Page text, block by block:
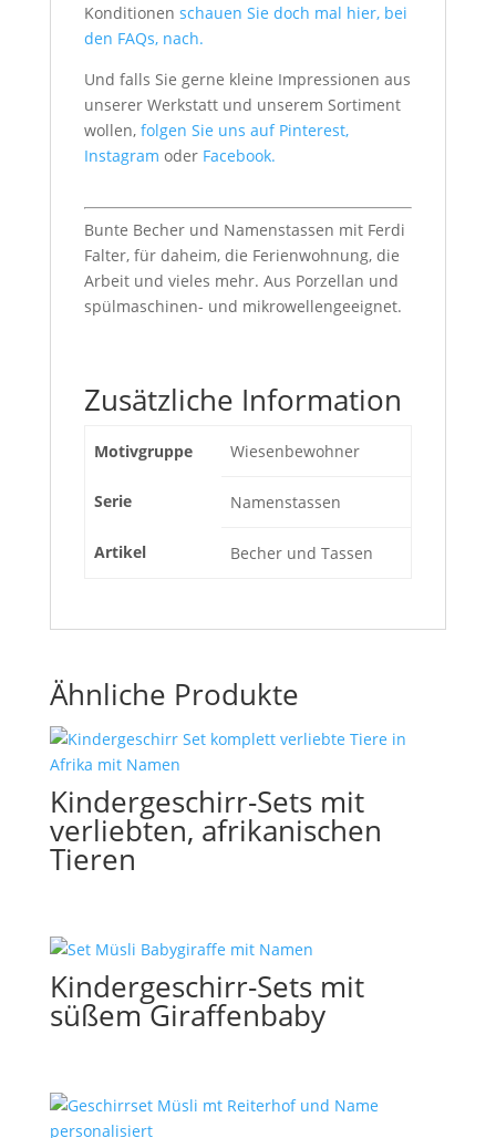
Konditionen schauen Sie doch mal hier, bei
den FAQs, nach.
Und falls Sie gerne kleine Impressionen aus
unserer Werkstatt und unserem Sortiment
wollen,folgen Sie uns auf Pinterest,
Instagram oder Facebook.
Bunte Becher und Namenstassen mit Ferdi
Falter, für daheim, die Ferienwohnung, die
Arbeit und vieles mehr. Aus Porzellan und
spülmaschinen- und mikrowellengeeignet.
Zusätzliche Information
Motivgruppe Wiesenbewohner
Serie Namenstassen
Artikel Becher und Tassen
Ähnliche Produkte
Kindergeschirr-Sets mit
verliebten, afrikanischen
Tieren
Kindergeschirr-Sets mit
süßem Giraffenbaby